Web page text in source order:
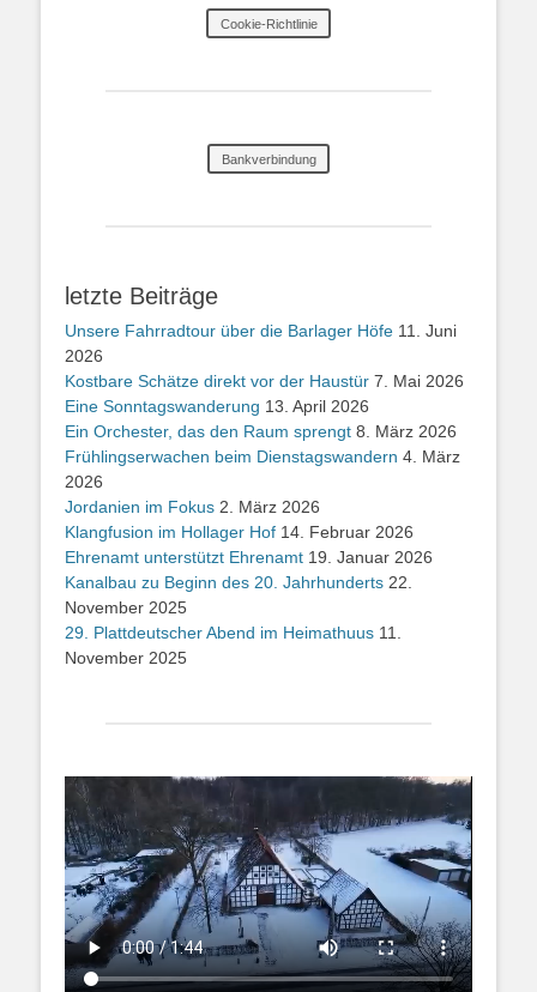
Cookie-Richtlinie
Bankverbindung
letzte Beiträge
Unsere Fahrradtour über die Barlager Höfe 11. Juni
2026
Kostbare Schätze direkt vor der Haustür 7. Mai 2026
Eine Sonntagswanderung 13. April 2026
Ein Orchester, das den Raum sprengt 8. März 2026
Frühlingserwachen beim Dienstagswandern 4. März
2026
Jordanien im Fokus 2. März 2026
Klangfusion im Hollager Hof 14. Februar 2026
Ehrenamt unterstützt Ehrenamt 19. Januar 2026
Kanalbau zu Beginn des 20. Jahrhunderts 22.
November 2025
29. Plattdeutscher Abend im Heimathuus 11.
November 2025